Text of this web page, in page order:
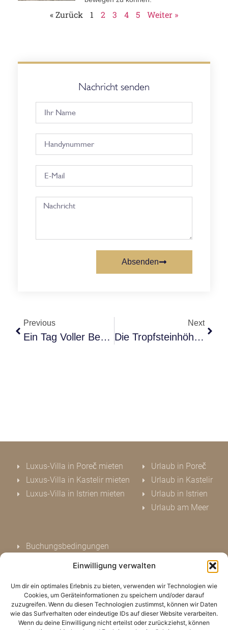
Einwilligung verwalten
Um dir ein optimales Erlebnis zu bieten, verwenden wir Technologien wie
Cookies, um Geräteinformationen zu speichern und/oder darauf
zuzugreifen. Wenn du diesen Technologien zustimmst, können wir Daten
wie das Surfverhalten oder eindeutige IDs auf dieser Website verarbeiten.
Wenn du deine Einwilligung nicht erteilst oder zurückziehst, können
« Zurück 1 2 3 4 5 Weiter »
Nachricht senden
Absenden
Previous
Ein Tag Voller Begegnungen: Zu Gast Beim Empfang Zum Kroatischen Nationalfeiertag In Berlin
Next
Die Tropfsteinhöhle Baredine
Luxus-Villa in Poreč mieten
Luxus-Villa in Kastelir mieten
Luxus-Villa in Istrien mieten
Urlaub in Poreč
Urlaub in Kastelir
Urlaub in Istrien
Urlaub am Meer
Buchungsbedingungen
Kontakt
Bewerten Sie uns
Cookie Hinweis (EU)